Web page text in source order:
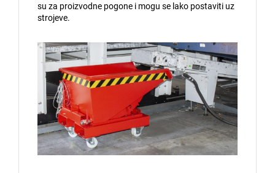
su za proizvodne pogone i mogu se lako postaviti uz
strojeve.